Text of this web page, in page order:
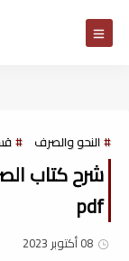
النحو والصرف
شرح كتاب
pdf
08 أكتوبر 2023